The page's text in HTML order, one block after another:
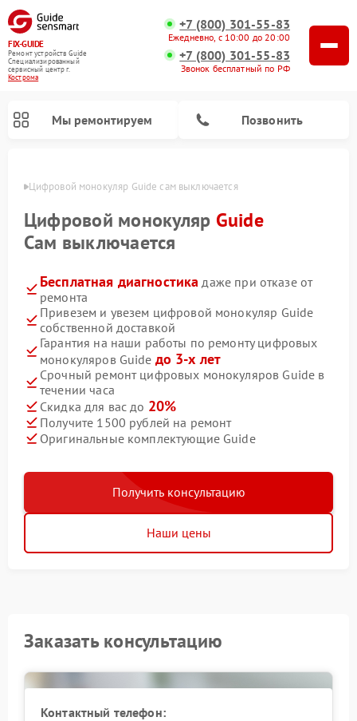
FIX-GUIDE
Ремонт устройств Guide
Специализированный
cервисный центр г.
Кострома
+7 (800) 301-55-83
Ежедневно, с 10:00 до 20:00
+7 (800) 301-55-83
Звонок бесплатный по РФ
Мы ремонтируем Позвонить
Цифровой монокуляр Guide сам выключается
Цифровой монокуляр Guide
Сам выключается
Бесплатная диагностика даже при отказе от
ремонта
Привезем и увезем цифровой монокуляр Guide
собственной доставкой
Гарантия на наши работы по ремонту цифровых
монокуляров Guide до 3-х лет
Срочный ремонт цифровых монокуляров Guide в
течении часа
Скидка для вас до 20%
Получите 1500 рублей на ремонт
Оригинальные комплектующие Guide
Получить консультацию
Наши цены
Заказать консультацию
Контактный телефон: